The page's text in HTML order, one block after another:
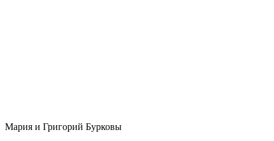
Мария и Григорий Бурковы